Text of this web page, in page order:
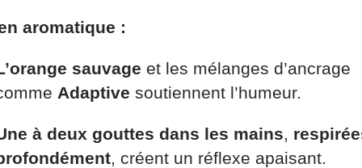
aromatique :
sauvage et les mélanges d’ancrage
Adaptive soutiennent l’humeur.
à deux gouttes dans les mains
, créent un réflexe apaisant.